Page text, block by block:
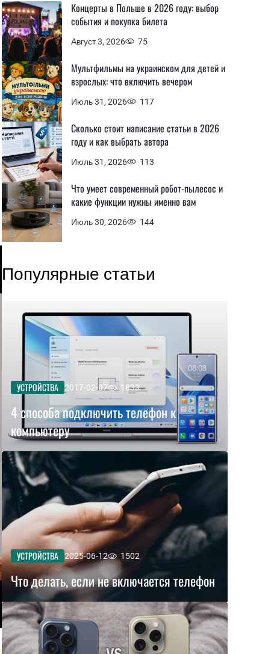
Август 3, 2026 75
Концерты в Польше в 2026 году: выбор
события и покупка билета
Июль 31, 2026 117
Мультфильмы на украинском для детей и
взрослых: что включить вечером
Июль 31, 2026 113
Сколько стоит написание статьи в 2026
году и как выбрать автора
Июль 30, 2026 144
Что умеет современный робот-пылесос и
какие функции нужны именно вам
Популярные статьи
УСТРОЙСТВА 2017-02-07 1833
4 способа подключить телефон к
компьютеру
УСТРОЙСТВА 2025-06-12 1502
Что делать, если не включается телефон